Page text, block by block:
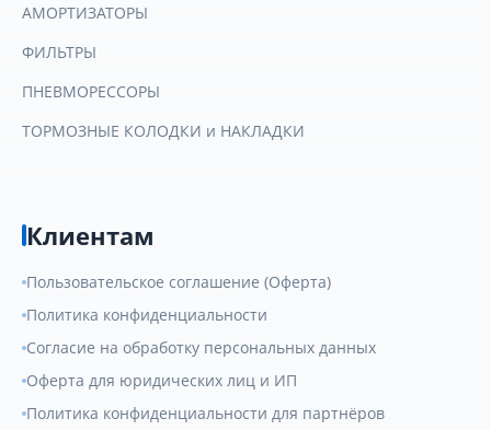
АМОРТИЗАТОРЫ
ФИЛЬТРЫ
ПНЕВМОРЕССОРЫ
ТОРМОЗНЫЕ КОЛОДКИ и НАКЛАДКИ
Клиентам
Пользовательское соглашение (Оферта)
Политика конфиденциальности
Согласие на обработку персональных данных
Оферта для юридических лиц и ИП
Политика конфиденциальности для партнёров